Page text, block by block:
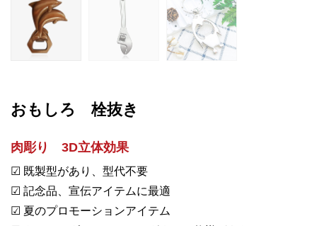
おもしろ 栓抜き
肉彫り 3D立体効果
☑ 既製型があり、型代不要
☑ 記念品、宣伝アイテムに最適
☑ 夏のプロモーションアイテム